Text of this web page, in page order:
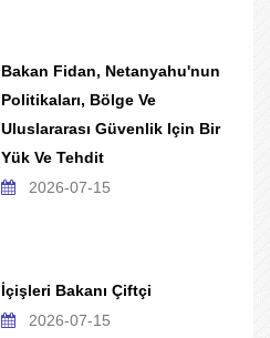
Bakan Fidan, Netanyahu'nun
Politikaları, Bölge Ve
Uluslararası Güvenlik Için Bir
Yük Ve Tehdit
2026-07-15
İçişleri Bakanı Çiftçi
2026-07-15